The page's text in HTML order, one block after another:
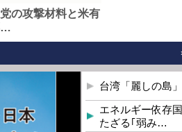
の攻撃材料と米有
…
台湾「麗しの島
エネルギー依存
たざる｢弱み…